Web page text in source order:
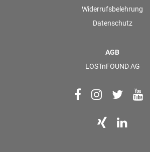
Widerrufsbelehrung
Datenschutz
AGB
LOSTnFOUND AG